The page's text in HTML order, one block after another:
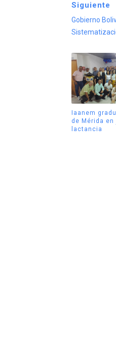
Siguiente
Gobierno
Iaanem
de Mérida
lactancia